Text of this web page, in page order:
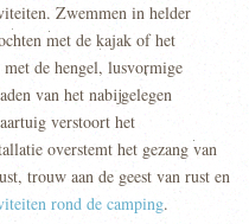
Zwemmen in helder
met de kajak of het
met de hengel, lusvormige
van het nabijgelegen
verstoort het
overstemt het gezang van
trouw aan de geest van rust en
rond de camping.